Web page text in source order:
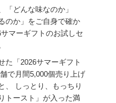
「どんな味なのか」
のか」をご自身で確か
マーギフトのお試しセ
た「2026サマーギフト
で月間5,000個売り上げ
、 しっとり、もっちり
トースト」が入った満